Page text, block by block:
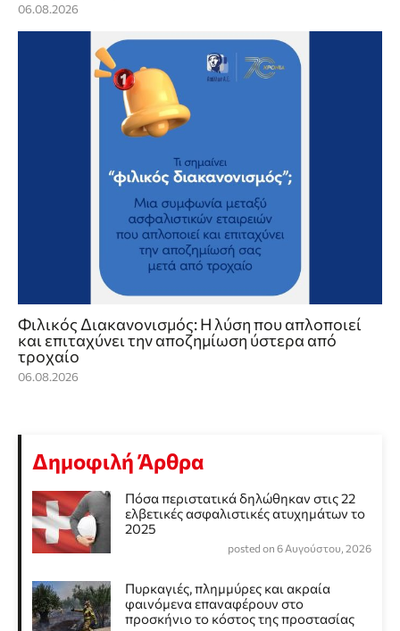
06.08.2026
Φιλικός Διακανονισμός: Η λύση που απλοποιεί
και επιταχύνει την αποζημίωση ύστερα από
τροχαίο
06.08.2026
Δημοφιλή Άρθρα
Πόσα περιστατικά δηλώθηκαν στις 22
ελβετικές ασφαλιστικές ατυχημάτων το
2025
posted on 6 Αυγούστου, 2026
Πυρκαγιές, πλημμύρες και ακραία
φαινόμενα επαναφέρουν στο
προσκήνιο το κόστος της προστασίας